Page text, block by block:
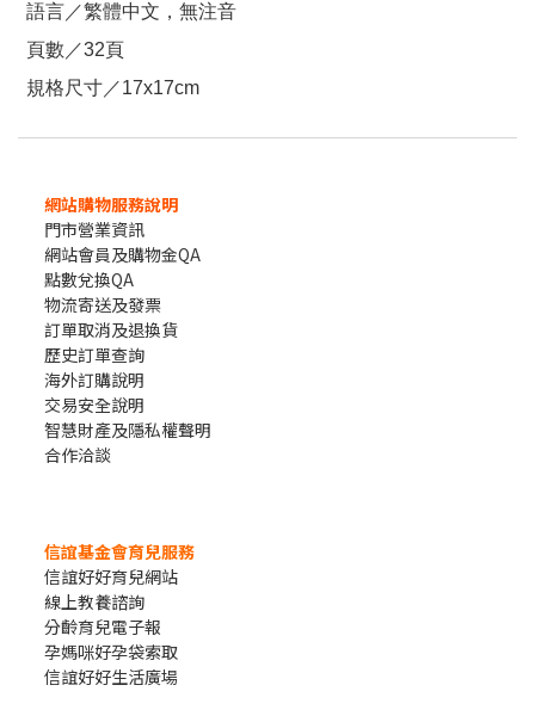
語言／繁體中文，無注音
頁數／32頁
規格尺寸／17x17cm
網站購物服務說明
門市營業資訊
網站會員及購物金QA
點數兌換QA
物流寄送及發票
訂單取消及退換貨
歷史訂單查詢
海外訂購說明
交易安全說明
智慧財產及隱私權聲明
合作洽談
信誼基金會育兒服務
信誼好好育兒網站
線上教養諮詢
分齡育兒電子報
孕媽咪好孕袋索取
信誼好好生活廣場